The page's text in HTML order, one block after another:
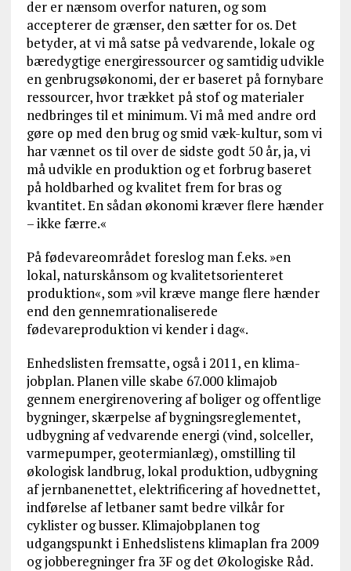
der er nænsom overfor naturen, og som
accepterer de grænser, den sætter for os. Det
betyder, at vi må satse på vedvarende, lokale og
bæredygtige energiressourcer og samtidig udvikle
en genbrugsøkonomi, der er baseret på fornybare
ressourcer, hvor trækket på stof og materialer
nedbringes til et minimum. Vi må med andre ord
gøre op med den brug og smid væk-kultur, som vi
har vænnet os til over de sidste godt 50 år, ja, vi
må udvikle en produktion og et forbrug baseret
på holdbarhed og kvalitet frem for bras og
kvantitet. En sådan økonomi kræver flere hænder
– ikke færre.«
På fødevareområdet foreslog man f.eks. »en
lokal, naturskånsom og kvalitetsorienteret
produktion«, som »vil kræve mange flere hænder
end den gennemrationaliserede
fødevareproduktion vi kender i dag«.
Enhedslisten fremsatte, også i 2011, en klima-
jobplan. Planen ville skabe 67.000 klimajob
gennem energirenovering af boliger og offentlige
bygninger, skærpelse af bygningsreglementet,
udbygning af vedvarende energi (vind, solceller,
varmepumper, geotermianlæg), omstilling til
økologisk landbrug, lokal produktion, udbygning
af jernbanenettet, elektrificering af hovednettet,
indførelse af letbaner samt bedre vilkår for
cyklister og busser. Klimajobplanen tog
udgangspunkt i Enhedslistens klimaplan fra 2009
og jobberegninger fra 3F og det Økologiske Råd.